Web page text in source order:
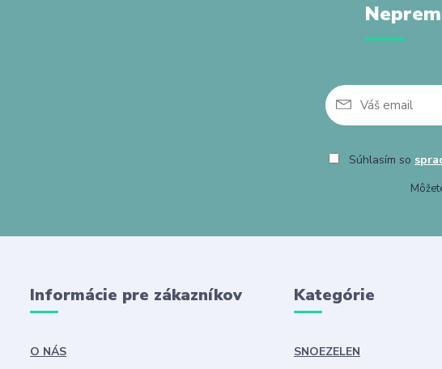
Súhlasím so
Informácie pre zákazníkov
O NÁS
Kategórie
SNOEZELEN